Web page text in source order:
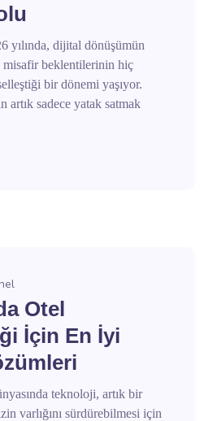
yılında, dijital dönüşümün
misafir beklentilerinin hiç
bir dönemi yaşıyor.
artık sadece yatak satmak
Otel
İçin En İyi
teknoloji, artık bir
varlığını sürdürebilmesi için